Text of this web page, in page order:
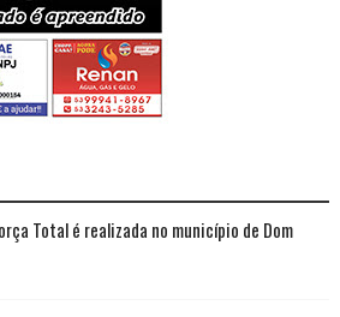
Total é realizada no município de Dom